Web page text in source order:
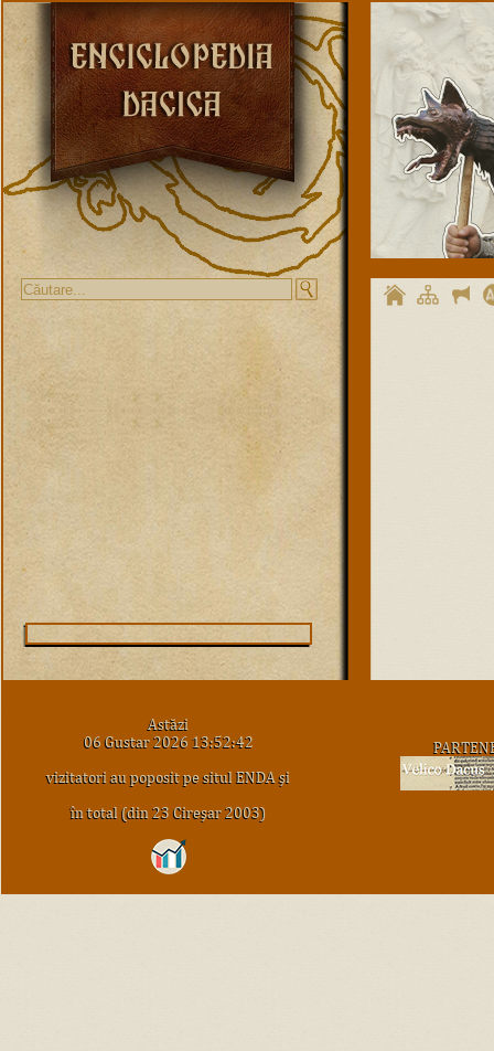
Astăzi
06 Gustar 2026 13:52:42
vizitatori au poposit pe situl ENDA şi
în total (din 23 Cireşar 2003)